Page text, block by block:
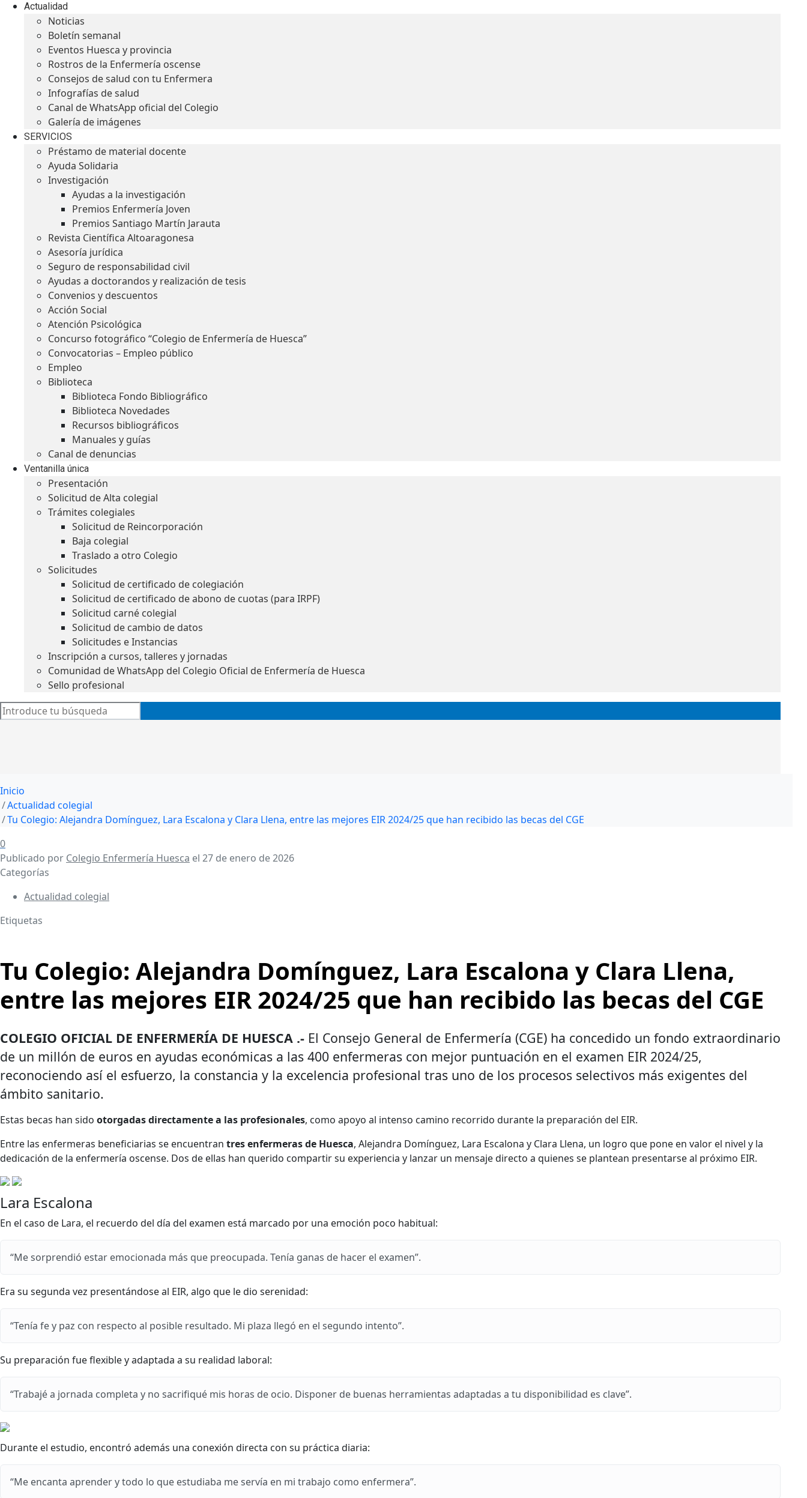
Actualidad
Noticias
Boletín semanal
Eventos Huesca y provincia
Rostros de la Enfermería oscense
Consejos de salud con tu Enfermera
Infografías de salud
Canal de WhatsApp oficial del Colegio
Galería de imágenes
SERVICIOS
Préstamo de material docente
Ayuda Solidaria
Investigación
Ayudas a la investigación
Premios Enfermería Joven
Premios Santiago Martín Jarauta
Revista Científica Altoaragonesa
Asesoría jurídica
Seguro de responsabilidad civil
Ayudas a doctorandos y realización de tesis
Convenios y descuentos
Acción Social
Atención Psicológica
Concurso fotográfico “Colegio de Enfermería de Huesca”
Convocatorias – Empleo público
Empleo
Biblioteca
Biblioteca Fondo Bibliográfico
Biblioteca Novedades
Recursos bibliográficos
Manuales y guías
Canal de denuncias
Ventanilla única
Presentación
Solicitud de Alta colegial
Trámites colegiales
Solicitud de Reincorporación
Baja colegial
Traslado a otro Colegio
Solicitudes
Solicitud de certificado de colegiación
Solicitud de certificado de abono de cuotas (para IRPF)
Solicitud carné colegial
Solicitud de cambio de datos
Solicitudes e Instancias
Inscripción a cursos, talleres y jornadas
Comunidad de WhatsApp del Colegio Oficial de Enfermería de Huesca
Sello profesional
Inicio
Actualidad colegial
Tu Colegio: Alejandra Domínguez, Lara Escalona y Clara Llena, entre las mejores EIR 2024/25 que han recibido las becas del CGE
0
Publicado por Colegio Enfermería Huesca el 27 de enero de 2026
Categorías
Actualidad colegial
Etiquetas
Tu Colegio: Alejandra Domínguez, Lara Escalona y Clara Llena,
entre las mejores EIR 2024/25 que han recibido las becas del CGE
COLEGIO OFICIAL DE ENFERMERÍA DE HUESCA .- El Consejo General de Enfermería (CGE) ha concedido un fondo extraordinario
de un millón de euros en ayudas económicas a las 400 enfermeras con mejor puntuación en el examen EIR 2024/25,
reconociendo así el esfuerzo, la constancia y la excelencia profesional tras uno de los procesos selectivos más exigentes del
ámbito sanitario.
Estas becas han sido otorgadas directamente a las profesionales, como apoyo al intenso camino recorrido durante la preparación del EIR.
Entre las enfermeras beneficiarias se encuentran tres enfermeras de Huesca, Alejandra Domínguez, Lara Escalona y Clara Llena, un logro que pone en valor el nivel y la
dedicación de la enfermería oscense. Dos de ellas han querido compartir su experiencia y lanzar un mensaje directo a quienes se plantean presentarse al próximo EIR.
Lara Escalona
En el caso de Lara, el recuerdo del día del examen está marcado por una emoción poco habitual:
“Me sorprendió estar emocionada más que preocupada. Tenía ganas de hacer el examen”.
Era su segunda vez presentándose al EIR, algo que le dio serenidad:
“Tenía fe y paz con respecto al posible resultado. Mi plaza llegó en el segundo intento”.
Su preparación fue flexible y adaptada a su realidad laboral:
“Trabajé a jornada completa y no sacrifiqué mis horas de ocio. Disponer de buenas herramientas adaptadas a tu disponibilidad es clave”.
Durante el estudio, encontró además una conexión directa con su práctica diaria:
“Me encanta aprender y todo lo que estudiaba me servía en mi trabajo como enfermera”.